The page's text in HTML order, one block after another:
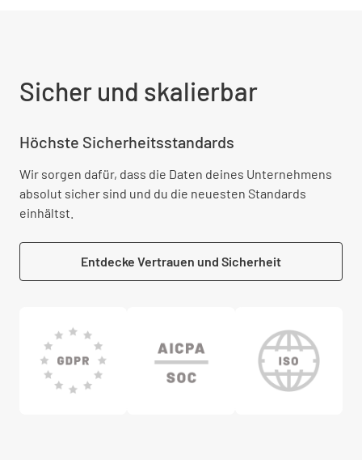
Sicher und skalierbar
Höchste Sicherheitsstandards
Wir sorgen dafür, dass die Daten deines Unternehmens
absolut sicher sind und du die neuesten Standards
einhältst.
Entdecke Vertrauen und Sicherheit